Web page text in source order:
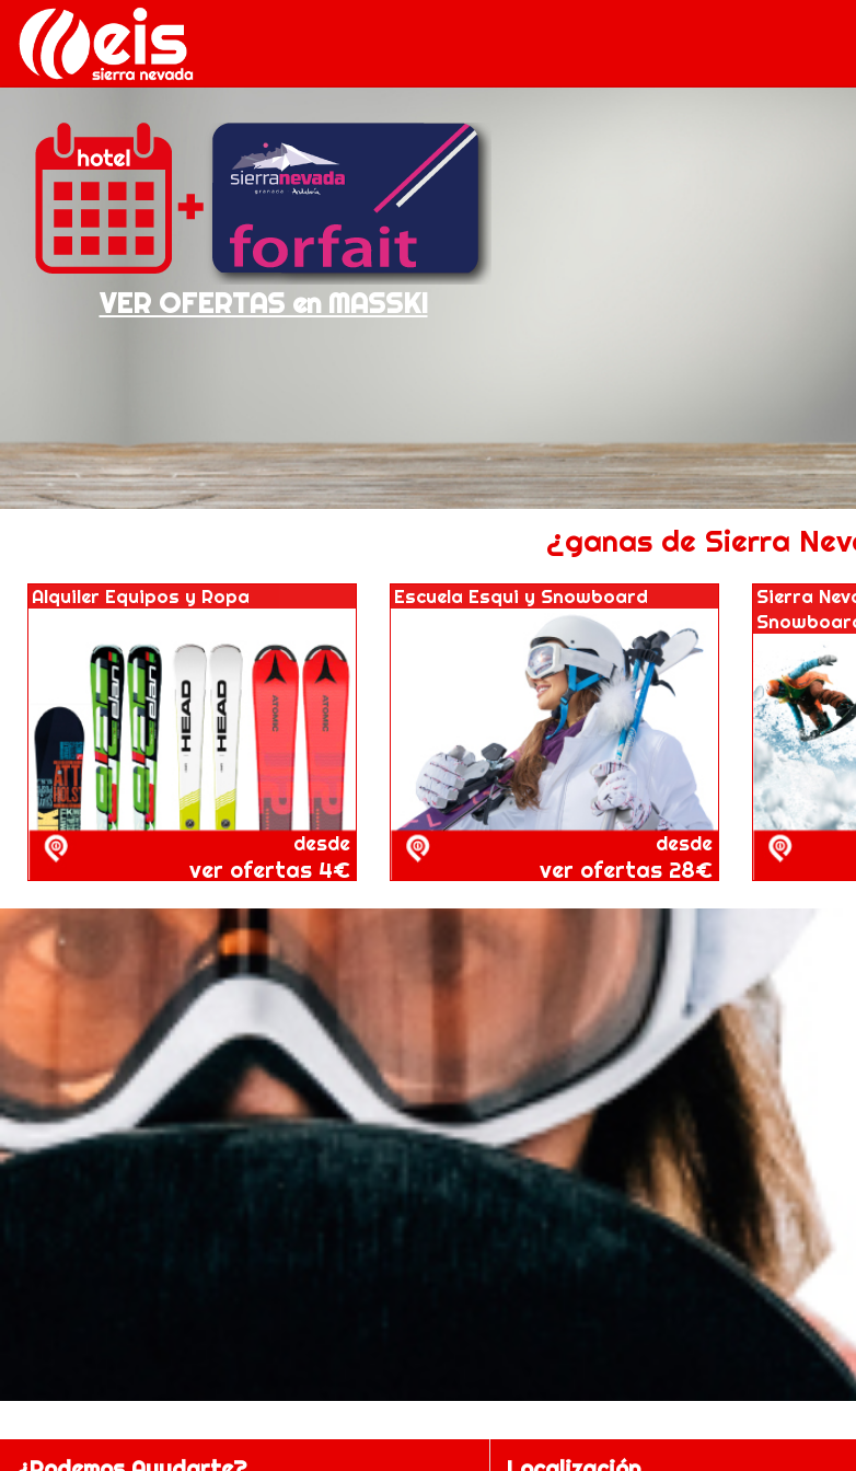
VER OFERTAS en MASSKI
¿ganas de Sierra
Alquiler Equipos y Ropa
desde
ver ofertas 4€
Escuela Esqui y Snowboard
desde
ver ofertas 28€
Sierra